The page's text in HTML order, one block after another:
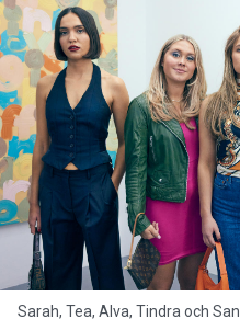
Sarah, Tea, Alva, Tindra och